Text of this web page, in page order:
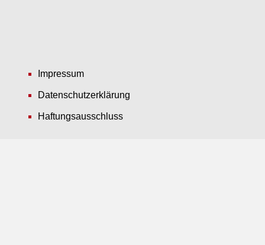
Impressum
Datenschutzerklärung
Haftungsausschluss